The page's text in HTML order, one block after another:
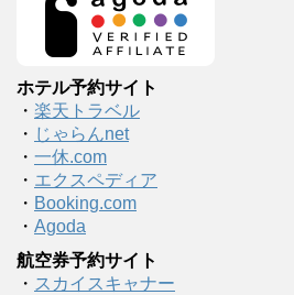
ホテル予約サイト
・ 楽天トラベル
・ じゃらんnet
・ 一休.com
・ エクスペディア
・ Booking.com
・ Agoda
航空券予約サイト
・ スカイスキャナー